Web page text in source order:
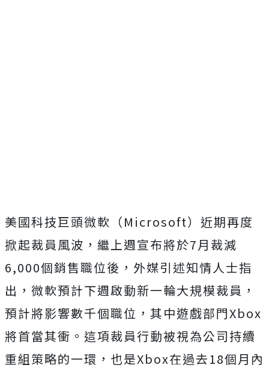
美國科技巨頭微軟（Microsoft）近期再度
掀起裁員風波，繼上週宣布將於7月裁減
6,000個銷售職位後，外媒引述知情人士指
出，微軟預計下週啟動新一輪大規模裁員，
預計將影響數千個職位，其中遊戲部門Xbox
將首當其衝。這項裁員行動被視為公司持續
重組策略的一環，也是Xbox在過去18個月內